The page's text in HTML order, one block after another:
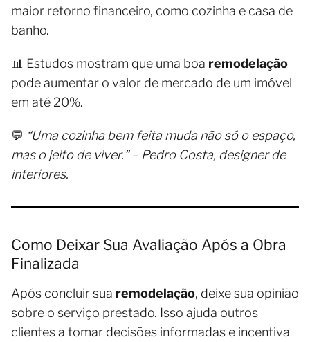
maior retorno financeiro, como cozinha e casa de
banho.
📊 Estudos mostram que uma boa remodelação
pode aumentar o valor de mercado de um imóvel
em até 20%.
💬 “Uma cozinha bem feita muda não só o espaço,
mas o jeito de viver.” – Pedro Costa, designer de
interiores.
Como Deixar Sua Avaliação Após a Obra
Finalizada
Após concluir sua remodelação, deixe sua opinião
sobre o serviço prestado. Isso ajuda outros
clientes a tomar decisões informadas e incentiva